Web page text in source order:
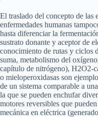
El traslado del concepto de las
enfermedades humanas
hasta diferenciar la
sustrato donante y aceptor de
conocimiento de rutas y ciclos
suma, metabolismo del
capítulo de nitrógeno), H2O2-
o mieloperoxidasas son
de un sistema comparable a
la que se pueden enchufar
motores reversibles que
mecánica en eléctrica